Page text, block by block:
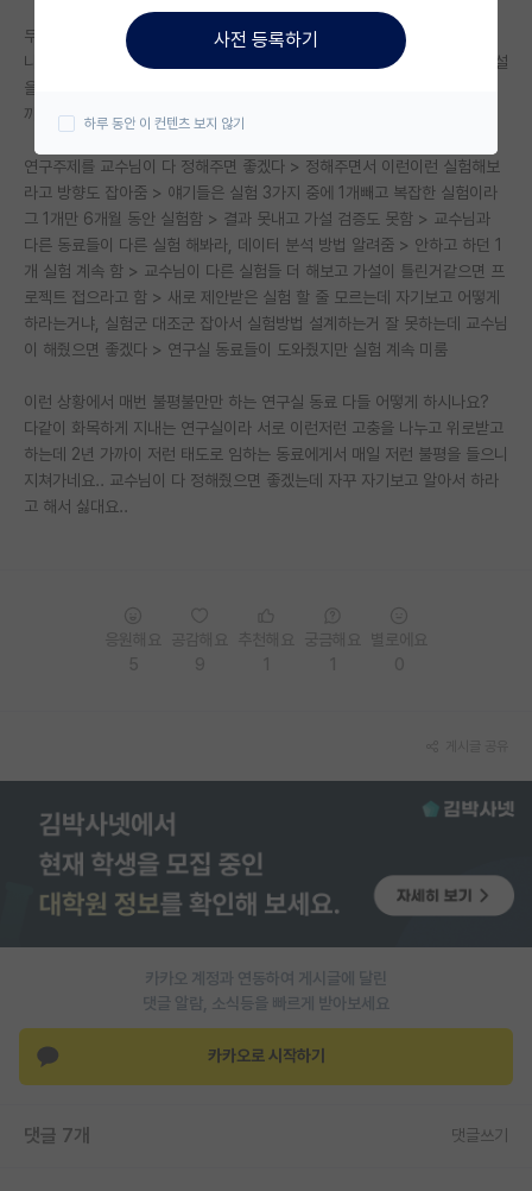
미국 대학원 합격 후기 게시판
대학원생 모집 게시판
연구실(PI) 홍보 게시판
석박사 채용 정보 게시판
임용 정보 게시판
학부 인턴 게시판
취업 게시판
임용 후기 게시판
PI 전용 게시판
인문사회 계열 게시판
유학교육
이벤트
반도체 아카데미
무능력한데 열심히 안할거면 대학원에 왜 온걸까?
나도 능력이 좋다고 말할 수 없지만 지도교수님한테 연구주제를 받으면 가설
을 검증하기 위해 다방면으로 실험을 설계해서 실험해봐야 하는게 아닐
까...?
연구주제를 교수님이 다 정해주면 좋겠다 > 정해주면서 이런이런 실험해보
라고 방향도 잡아줌 > 얘기들은 실험 3가지 중에 1개빼고 복잡한 실험이라
그 1개만 6개월 동안 실험함 > 결과 못내고 가설 검증도 못함 > 교수님과
다른 동료들이 다른 실험 해봐라, 데이터 분석 방법 알려줌 > 안하고 하던 1
개 실험 계속 함 > 교수님이 다른 실험들 더 해보고 가설이 틀린거같으면 프
로젝트 접으라고 함 > 새로 제안받은 실험 할 줄 모르는데 자기보고 어떻게
하라는거냐, 실험군 대조군 잡아서 실험방법 설계하는거 잘 못하는데 교수님
이 해줬으면 좋겠다 > 연구실 동료들이 도와줬지만 실험 계속 미룸
이런 상황에서 매번 불평불만만 하는 연구실 동료 다들 어떻게 하시나요?
다같이 화목하게 지내는 연구실이라 서로 이런저런 고충을 나누고 위로받고
하는데 2년 가까이 저런 태도로 임하는 동료에게서 매일 저런 불평을 들으니
지쳐가네요.. 교수님이 다 정해줬으면 좋겠는데 자꾸 자기보고 알아서 하라
고 해서 싫대요..
카카오 계정과 연동하여 게시글에 달린
댓글 알람, 소식등을 빠르게 받아보세요
카카오로 시작하기
댓글 7개 댓글쓰기
사전 등록하기
하루 동안 이 컨텐츠 보지 않기